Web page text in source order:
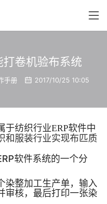
打卷机验布系统
手册 2017/10/25 10:05
于纺织行业ERP软件中
和服装行业实现布匹质
软件系统的一个分
染整加工生产单，输入
审核，最后打印一张染